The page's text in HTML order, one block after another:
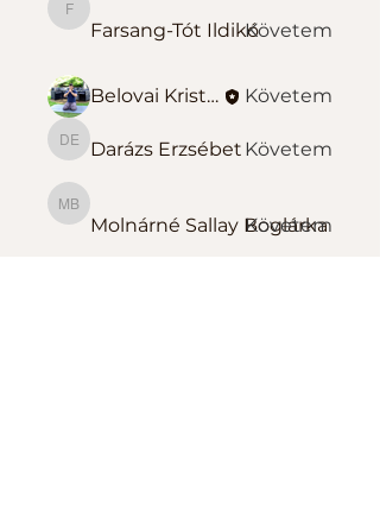
Farsang-Tót Ildikó
Farsang-Tót IldikóKövetem
Belovai Kristóf Sportedző Követem
Darázs Erzsébet
Darázs Erzsébet Követem
Molnárné Sallay Boglárka
Molnárné Sallay Boglárka
Követem